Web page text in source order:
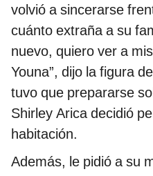
volvió a sincerarse
cuánto extraña a su
nuevo, quiero ver a
Youna”, dijo la figura
tuvo que prepararse
Shirley Arica decidió
habitación.
Además, le pidió a su